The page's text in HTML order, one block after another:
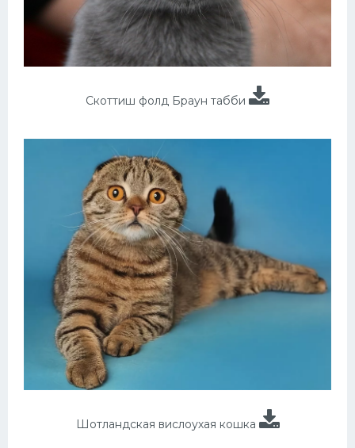
Скоттиш фолд Браун табби
Шотландская вислоухая кошка